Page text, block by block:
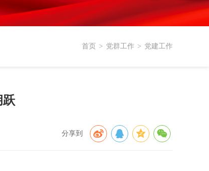
首页 > 党群工作 > 党建工作
跃
分享到